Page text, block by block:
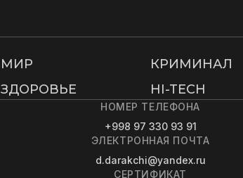
МИР КРИМИНАЛ
ЗДОРОВЬЕ HI-TECH
НОМЕР ТЕЛЕФОНА
+998 97 330 93 91
ЭЛЕКТРОННАЯ ПОЧТА
d.darakchi@yandex.ru
СЕРТИФИКАТ